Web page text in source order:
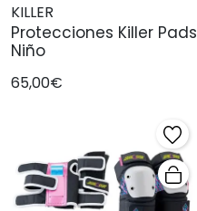
KILLER
Protecciones Killer Pads
Niño
65,00€